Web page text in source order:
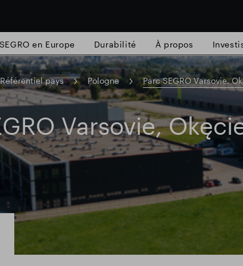
Domaine commercial de Slough
SEGRO en Europe Durabilité À propos
Référentiel pays Pologne Parc SEGRO Varsovie,
Varsovie,